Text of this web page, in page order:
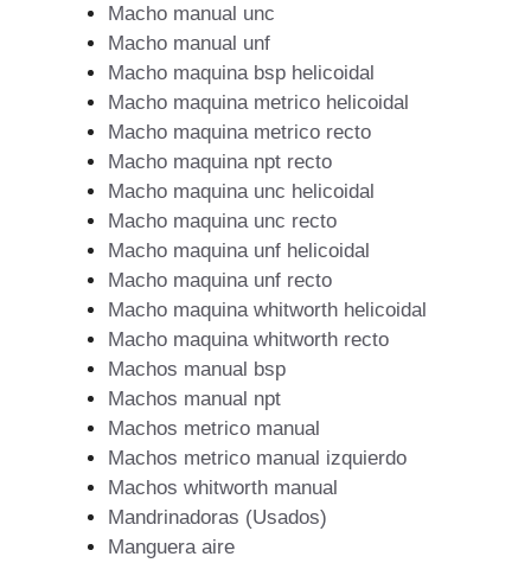
Macho manual unc
Macho manual unf
Macho maquina bsp helicoidal
Macho maquina metrico helicoidal
Macho maquina metrico recto
Macho maquina npt recto
Macho maquina unc helicoidal
Macho maquina unc recto
Macho maquina unf helicoidal
Macho maquina unf recto
Macho maquina whitworth helicoidal
Macho maquina whitworth recto
Machos manual bsp
Machos manual npt
Machos metrico manual
Machos metrico manual izquierdo
Machos whitworth manual
Mandrinadoras (Usados)
Manguera aire